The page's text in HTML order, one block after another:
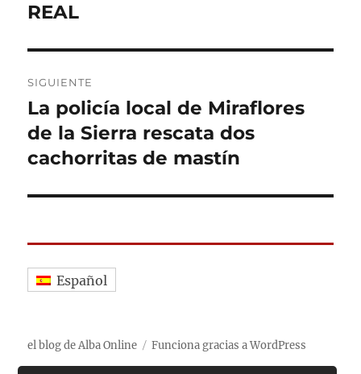
REAL
SIGUIENTE
Entrada
siguiente:
La policía local de Miraflores
de la Sierra rescata dos
cachorritas de mastín
Español
el blog de Alba Online Funciona gracias a WordPress